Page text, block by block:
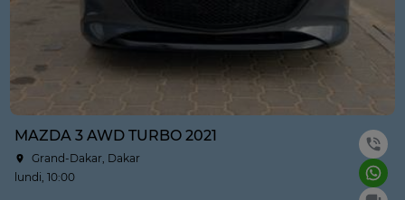
MAZDA 3 AWD TURBO 2021
Grand-Dakar, Dakar
lundi, 10:00